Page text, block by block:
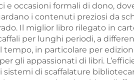
occasioni formali di dono,
i contenuti preziosi da
Il miglior libro rilegato in
per lunghi periodi, a
in particolare per
gli appassionati di libri.
di scaffalature